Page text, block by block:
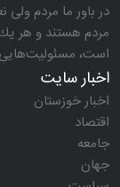
در باور ما مردم
مردم هستند و هر
است، مسئولیت‌هایی
اخبار سایت
اخبار خوزستان
اقتصاد
جامعه
جهان